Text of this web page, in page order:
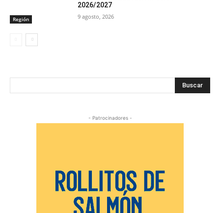
Región
2026/2027
9 agosto, 2026
Buscar
- Patrocinadores -